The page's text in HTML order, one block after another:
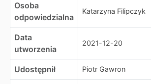
Osoba
odpowiedzialna
Katarzyna Filipczyk
Data
utworzenia
2021-12-20
Udostępnił Piotr Gawron